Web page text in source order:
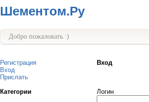
Шементом.Ру
Добро пожаловать :)
Регистрация
Вход
Прислать
Категории
Вход
Логин